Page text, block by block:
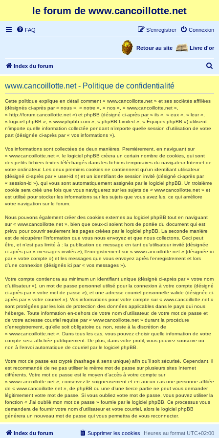
le forum de www.cancoillotte.net
FAQ Connexion
S’enregistrer
Livre d'or
Retour au site
Index du forum
e
www.cancoillotte.net - Politique de confidentialité
Cette politique explique en détail comment « www.cancoillotte.net » et ses sociétés affiliées
(désignés ci-après par « nous », « notre », « nos », « www.cancoillotte.net »,
« http://forum.cancoillotte.net ») et phpBB (désigné ci-après par « ils », « eux », « leur »,
« logiciel phpBB », « www.phpbb.com », « phpBB Limited », « Équipes phpBB ») utilisent
n’importe quelle information collectée pendant n’importe quelle session d’utilisation de votre
part (désignée ci-après par « vos informations »).
Vos informations sont collectées de deux manières. Premièrement, en naviguant sur
« www.cancoillotte.net », le logiciel phpBB créera un certain nombre de cookies, qui sont
des petits fichiers textes téléchargés dans les fichiers temporaires du navigateur Internet de
votre ordinateur. Les deux premiers cookies ne contiennent qu’un identifiant utilisateur
(désigné ci-après par « user-id ») et un identifiant de session invité (désigné ci-après par
« session-id »), qui vous sont automatiquement assignés par le logiciel phpBB. Un troisième
cookie sera créé une fois que vous naviguerez sur les sujets de « www.cancoillotte.net » et
est utilisé pour stocker les informations sur les sujets que vous avez lus, ce qui améliore
votre navigation sur le forum.
Nous pouvons également créer des cookies externes au logiciel phpBB tout en naviguant
sur « www.cancoillotte.net », bien que ceux-ci soient hors de portée du document qui est
prévu pour couvrir seulement les pages créées par le logiciel phpBB. La seconde manière
est de récupérer l’information que vous nous envoyez et que nous collectons. Ceci peut
être, et n’est pas limité à : la publication de message en tant qu’utilisateur invité (désignée
ci-après par « messages invités »), l’enregistrement sur « www.cancoillotte.net » (désignée ici
par « votre compte ») et les messages que vous envoyez après l’enregistrement et lors
d’une connexion (désignés ici par « vos messages »).
Votre compte contiendra au minimum un identifiant unique (désigné ci-après par « votre nom
d’utilisateur »), un mot de passe personnel utilisé pour la connexion à votre compte (désigné
ci-après par « votre mot de passe »), et une adresse courriel personnelle valide (désignée ci-
après par « votre courriel »). Vos informations pour votre compte sur « www.cancoillotte.net »
sont protégées par les lois de protection des données applicables dans le pays qui nous
héberge. Toute information en-dehors de votre nom d’utilisateur, de votre mot de passe et
de votre adresse courriel requise par « www.cancoillotte.net » durant la procédure
d’enregistrement, qu’elle soit obligatoire ou non, reste à la discrétion de
« www.cancoillotte.net ». Dans tous les cas, vous pouvez choisir quelle information de votre
compte sera affichée publiquement. De plus, dans votre profil, vous pouvez souscrire ou
non à l’envoi automatique de courriel par le logiciel phpBB.
Votre mot de passe est crypté (hashage à sens unique) afin qu’il soit sécurisé. Cependant, il
est recommandé de ne pas utiliser le même mot de passe sur plusieurs sites Internet
différents. Votre mot de passe est le moyen d’accès à votre compte sur
« www.cancoillotte.net », conservez-le soigneusement et en aucun cas une personne affiliée
de « www.cancoillotte.net », de phpBB ou une d’une tierce partie ne peut vous demander
légitimement votre mot de passe. Si vous oubliez votre mot de passe, vous pouvez utiliser la
fonction « J’ai oublié mon mot de passe » fournie par le logiciel phpBB. Ce processus vous
demandera de fournir votre nom d’utilisateur et votre courriel, alors le logiciel phpBB
générera un nouveau mot de passe qui vous permettra de vous reconnecter.
Index du forum Heures au format UTC+02:00
Supprimer les cookies